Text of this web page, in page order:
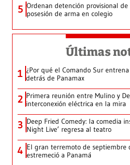
5 Ordenan detención provisional
posesión de arma en colegio
Últimas
1 ¿Por qué el Comando Sur
detrás de Panamax
2 Primera reunión entre Mulino y
interconexión eléctrica en la mira
3 Deep Fried Comedy: la comedia
Night Live’ regresa al teatro
4 El gran terremoto de septiembre
estremeció a Panamá